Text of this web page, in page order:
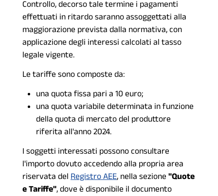
Controllo, decorso tale termine i pagamenti
effettuati in ritardo saranno assoggettati alla
maggiorazione prevista dalla normativa, con
applicazione degli interessi calcolati al tasso
legale vigente.
Le tariffe sono composte da:
una quota fissa pari a 10 euro;
una quota variabile determinata in funzione
della quota di mercato del produttore
riferita all'anno 2024.
I soggetti interessati possono consultare
l'importo dovuto accedendo alla propria area
riservata del Registro AEE, nella sezione "Quote
e Tariffe", dove è disponibile il documento